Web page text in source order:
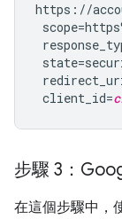
https://
client_id=
步驟 3：
在這個步驟中，